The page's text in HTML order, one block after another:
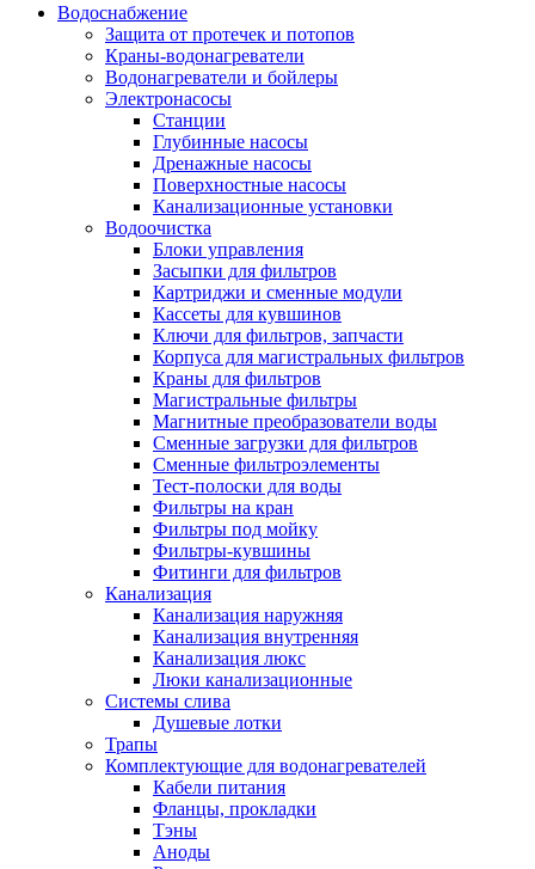
Строительные товары
Все для бани
Полезные статьи
Новости и Акции
Оплата и доставка
Сервис-центр
Адреса Сервис-центров
Обмен и возврат товара
Водоснабжение
Защита от протечек и потопов
Краны-водонагреватели
Водонагреватели и бойлеры
Электронасосы
Станции
Глубинные насосы
Дренажные насосы
Поверхностные насосы
Канализационные установки
Водоочистка
Блоки управления
Засыпки для фильтров
Картриджи и сменные модули
Кассеты для кувшинов
Ключи для фильтров, запчасти
Корпуса для магистральных фильтров
Краны для фильтров
Магистральные фильтры
Магнитные преобразователи воды
Сменные загрузки для фильтров
Сменные фильтроэлементы
Тест-полоски для воды
Фильтры на кран
Фильтры под мойку
Фильтры-кувшины
Фитинги для фильтров
Канализация
Канализация наружняя
Канализация внутренняя
Канализация люкс
Люки канализационные
Системы слива
Душевые лотки
Трапы
Комплектующие для водонагревателей
Кабели питания
Фланцы, прокладки
Тэны
Аноды